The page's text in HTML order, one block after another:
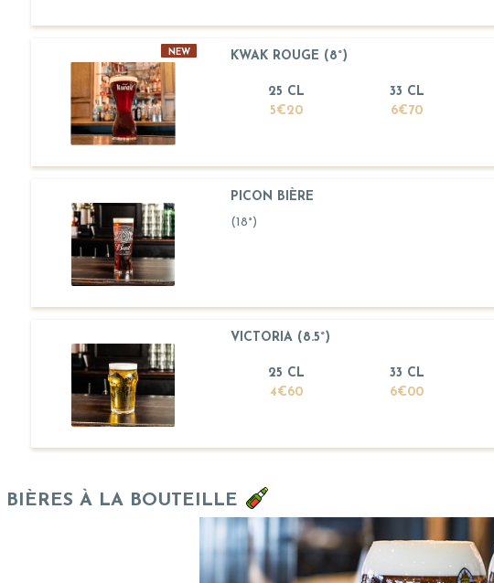
NEW KWAK ROUGE (8°)
25 CL
5€20
33 CL
6€70
PICON BIÈRE
(18°)
VICTORIA (8.5°)
25 CL
4€60
33 CL
6€00
BIÈRES À LA BOUTEILLE